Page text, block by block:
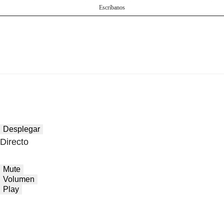
Escríbanos
Desplegar
Directo
Mute
Volumen
Play